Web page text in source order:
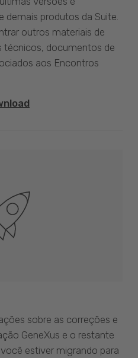
demais produtos da Suite.
outros materiais de
documentos de
aos Encontros
sobre as correções e
GeneXus e o restante
estiver migrando para